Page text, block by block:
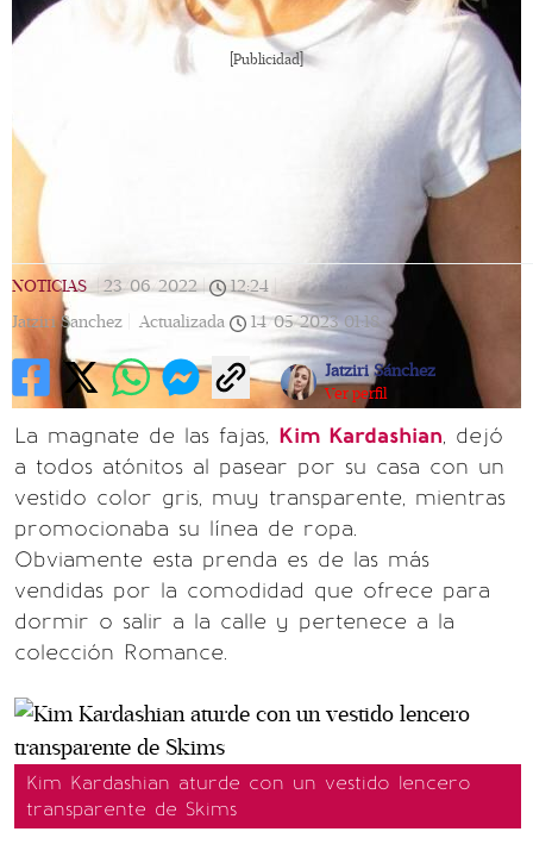
[Publicidad]
NOTICIAS 23/06/2022 | 12:24
Jatziri Sanchez |
Actualizada 14/05/2023 01:18
Jatziri Sánchez
Ver perfil
La magnate de las fajas, Kim Kardashian, dejó
a todos atónitos al pasear por su casa con un
vestido color gris, muy transparente, mientras
promocionaba su línea de ropa.
Obviamente esta prenda es de las más
vendidas por la comodidad que ofrece para
dormir o salir a la calle y pertenece a la
colección Romance.
Kim Kardashian aturde con un vestido lencero
transparente de Skims